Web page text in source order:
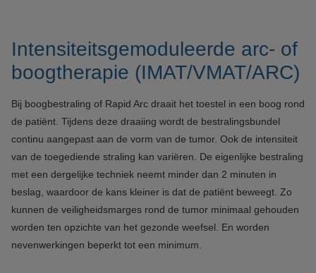
Intensiteitsgemoduleerde arc- of
boogtherapie (IMAT/VMAT/ARC)
Bij boogbestraling of Rapid Arc draait het toestel in een boog rond
de patiënt. Tijdens deze draaiing wordt de bestralingsbundel
continu aangepast aan de vorm van de tumor. Ook de intensiteit
van de toegediende straling kan variëren. De eigenlijke bestraling
met een dergelijke techniek neemt minder dan 2 minuten in
beslag, waardoor de kans kleiner is dat de patiënt beweegt. Zo
kunnen de veiligheidsmarges rond de tumor minimaal gehouden
worden ten opzichte van het gezonde weefsel. En worden
nevenwerkingen beperkt tot een minimum.